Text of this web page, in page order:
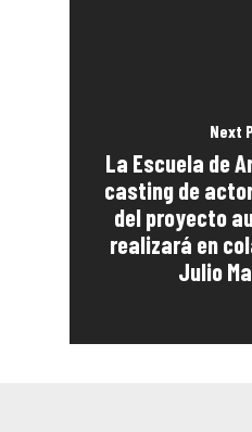
Next
La Escuela de
casting de
del proyecto
realizará en
Julio